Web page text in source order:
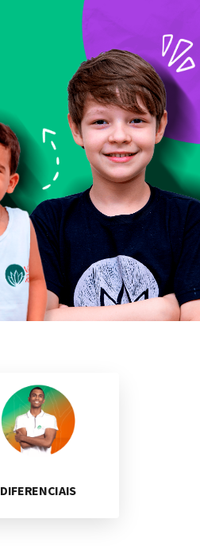
DIFERENCIAIS